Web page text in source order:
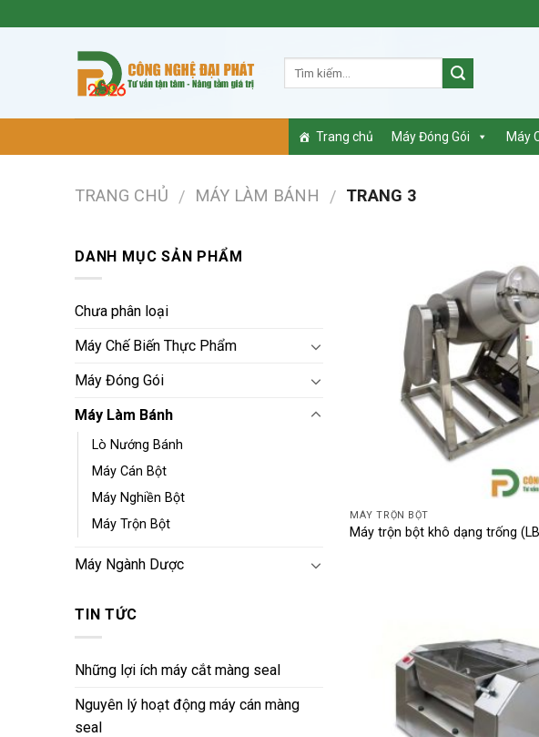
to
Trang chủ Máy Đóng Gói Máy
TRANG CHỦ / MÁY LÀM BÁNH / TRANG 3
DANH MỤC SẢN PHẨM
Chưa phân loại
Máy Chế Biến Thực Phẩm
Máy Đóng Gói
Máy Làm Bánh
Lò Nướng Bánh
Máy Cán Bột
Máy Nghiền Bột
Máy Trộn Bột
Máy Ngành Dược
TIN TỨC
Những lợi ích máy cắt màng seal
Nguyên lý hoạt động máy cán màng
seal
MÁY TRỘN BỘT
Máy trộn bột khô dạng trống